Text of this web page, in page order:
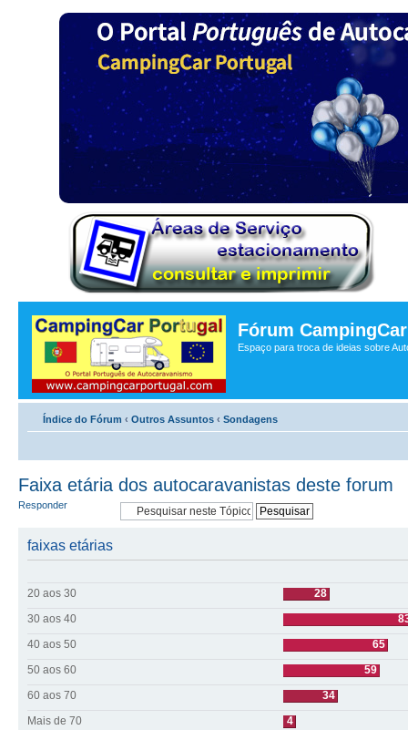
Fórum
Espaço para troca de ideias sobre
Índice do Fórum ‹ Outros Assuntos ‹ Sondagens
Faixa etária dos autocaravanistas deste forum
Responder
faixas etárias
20 aos 30
28
30 aos 40
40 aos 50
65
50 aos 60
59
60 aos 70
34
Mais de 70
4